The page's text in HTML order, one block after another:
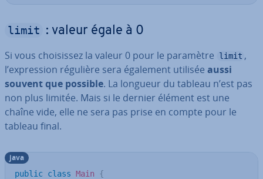
limit : valeur égale à 0
Si vous choi­sis­sez la valeur 0 pour le paramètre limit ,
l’ex­pres­sion régulière sera également utilisée aussi
souvent que possible. La longueur du tableau n’est pas
non plus limitée. Mais si le dernier élément est une
chaîne vide, elle ne sera pas prise en compte pour le
tableau final.
public class Main
{
java